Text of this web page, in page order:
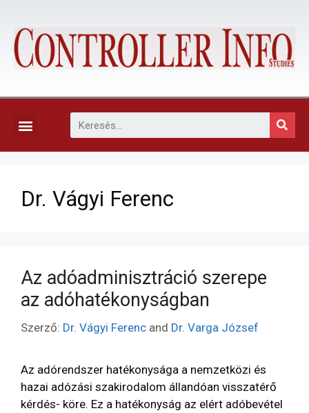
Dr. Vágyi Ferenc
Az adóadminisztráció szerepe
az adóhatékonyságban
Szerző: Dr. Vágyi Ferenc and Dr. Varga József
Az adórendszer hatékonysága a nemzetközi és
hazai adózási szakirodalom állandóan visszatérő
kérdés- köre. Ez a hatékonyság az elért adóbevétel